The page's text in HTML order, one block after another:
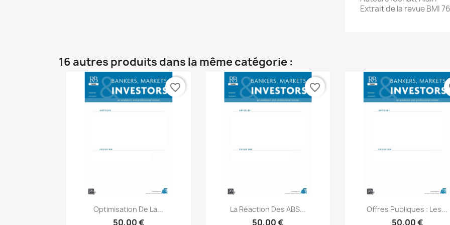
Extrait de la revue BMI 76
16 autres produits dans la même catégorie :
Aperçu rapide
Optimisation De La...
50,00 €
favorite_border
Aperçu rapide
La Réaction Des ABS...
50,00 €
favorite_border
Aperçu rapide
Offres Publiques : Les...
50,00 €